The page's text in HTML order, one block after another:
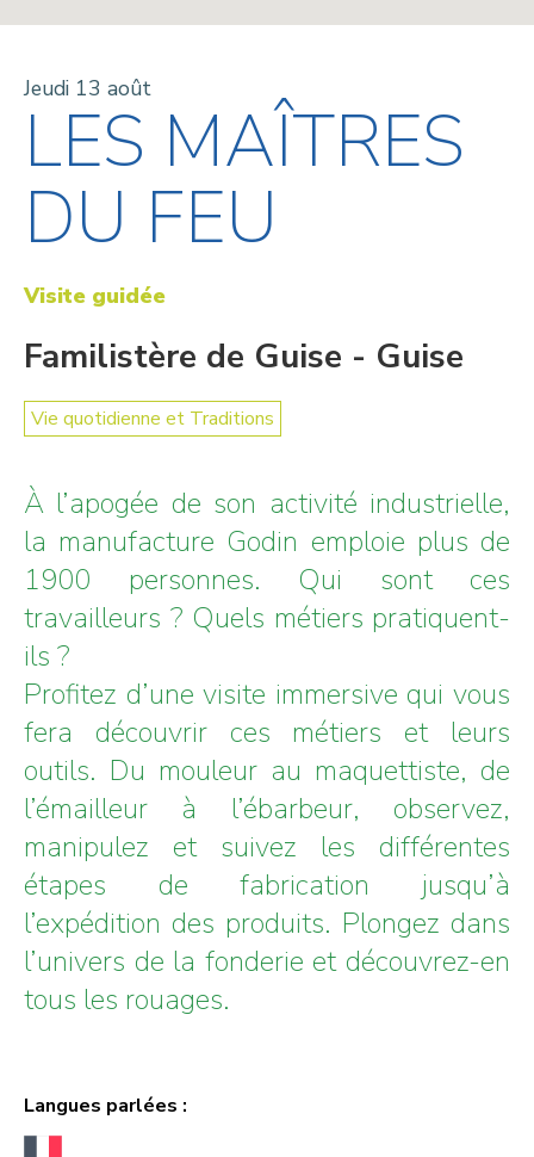
Jeudi 13 août
LES MAÎTRES
DU FEU
Visite guidée
Familistère de Guise - Guise
Vie quotidienne et Traditions
À l’apogée de son activité industrielle,
la manufacture Godin emploie plus de
1900 personnes. Qui sont ces
travailleurs ? Quels métiers pratiquent-
ils ?
Profitez d’une visite immersive qui vous
fera découvrir ces métiers et leurs
outils. Du mouleur au maquettiste, de
l’émailleur à l’ébarbeur, observez,
manipulez et suivez les différentes
étapes de fabrication jusqu’à
l’expédition des produits. Plongez dans
l’univers de la fonderie et découvrez-en
tous les rouages.
Langues parlées :